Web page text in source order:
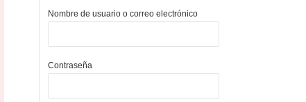
Nombre de usuario o correo electrónico
Contraseña